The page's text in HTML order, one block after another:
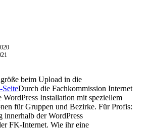
beim Upload in die
SeiteDurch die Fachkommission Internet
WordPress Installation mit speziellem
für Gruppen und Bezirke. Für Profis:
innerhalb der WordPress
FK-Internet. Wie ihr eine